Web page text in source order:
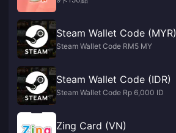
Steam Wallet Code (MYR)
Steam Wallet Code RM5 MY
Steam Wallet Code (IDR)
Steam Wallet Code Rp 6,000 ID
Zing Card (VN)